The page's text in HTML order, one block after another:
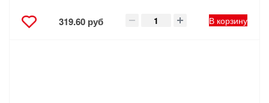
319.60 руб В корзину